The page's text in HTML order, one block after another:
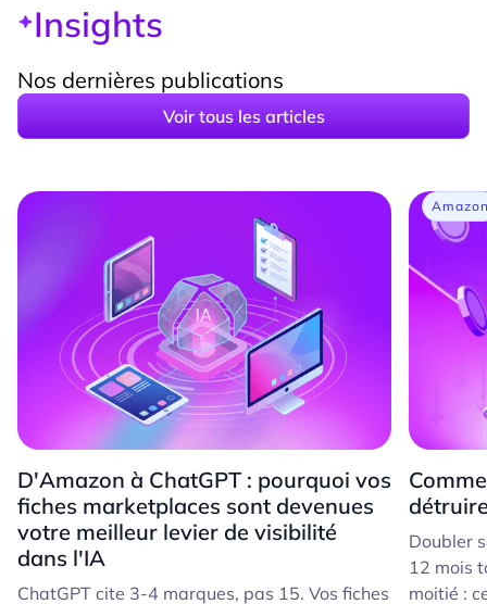
Insights
Nos dernières publications
Voir tous les articles
D'Amazon à ChatGPT : pourquoi vos
fiches marketplaces sont devenues
votre meilleur levier de visibilité
dans l'IA
ChatGPT cite 3-4 marques, pas 15. Vos fiches
Doubler
12 mois
moitié :